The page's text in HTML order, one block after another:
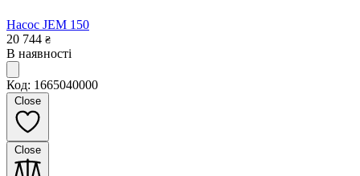
Насос JEM 150
20 744 ₴
В наявності
Код: 1665040000
Close
Close